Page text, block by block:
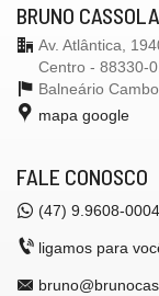
BRUNO CASSOLA
Av. Atlântica,
Centro - 88330-
Balneário
mapa google
FALE CONOSCO
(47) 9.9608-
ligamos para